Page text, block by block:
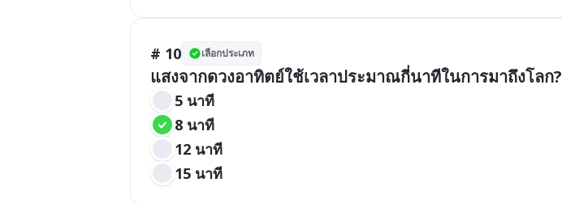
# 10 เลือกประเภท
แสงจากดวงอาทิตย์ใช้เวลาประมาณกี่นาทีในการมาถึงโลก?
5 นาที
8 นาที
12 นาที
15 นาที